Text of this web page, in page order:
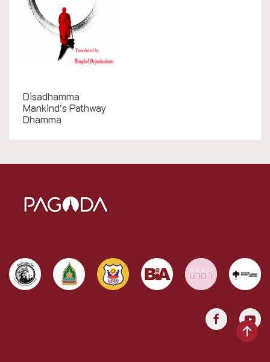
Disadhamma
Mankind's Pathway
Dhamma